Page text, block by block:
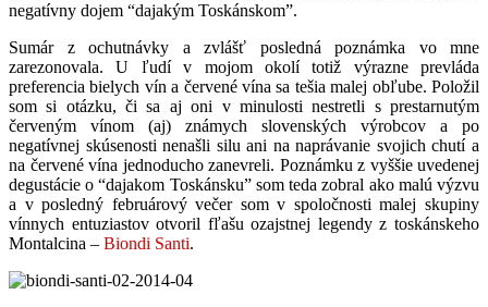
negatívny dojem “dajakým Toskánskom”.
Sumár z ochutnávky a zvlášť posledná poznámka vo mne
zarezonovala. U ľudí v mojom okolí totiž výrazne prevláda
preferencia bielych vín a červené vína sa tešia malej obľube. Položil
som si otázku, či sa aj oni v minulosti nestretli s prestarnutým
červeným vínom (aj) známych slovenských výrobcov a po
negatívnej skúsenosti nenašli silu ani na naprávanie svojich chutí a
na červené vína jednoducho zanevreli. Poznámku z vyššie uvedenej
degustácie o “dajakom Toskánsku” som teda zobral ako malú výzvu
a v posledný februárový večer som v spoločnosti malej skupiny
vínnych entuziastov otvoril fľašu ozajstnej legendy z toskánskeho
Montalcina – Biondi Santi.